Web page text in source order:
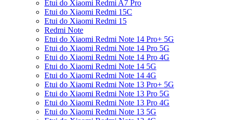
Etui do Xiaomi Redmi A7 Pro
Etui do Xiaomi Redmi 15C
Etui do Xiaomi Redmi 15
Redmi Note
Etui do Xiaomi Redmi Note 14 Pro+ 5G
Etui do Xiaomi Redmi Note 14 Pro 5G
Etui do Xiaomi Redmi Note 14 Pro 4G
Etui do Xiaomi Redmi Note 14 5G
Etui do Xiaomi Redmi Note 14 4G
Etui do Xiaomi Redmi Note 13 Pro+ 5G
Etui do Xiaomi Redmi Note 13 Pro 5G
Etui do Xiaomi Redmi Note 13 Pro 4G
Etui do Xiaomi Redmi Note 13 5G